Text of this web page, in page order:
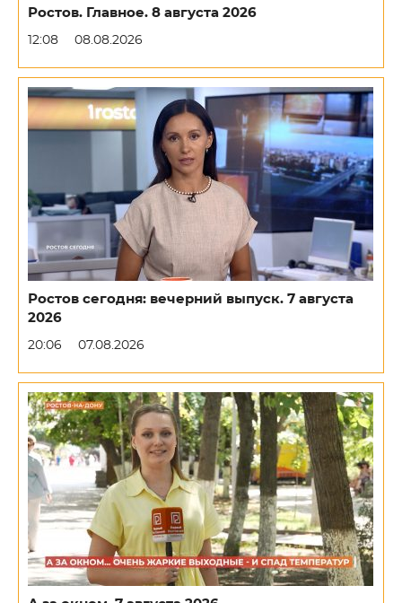
Ростов. Главное. 8 августа 2026
12:08 08.08.2026
Ростов сегодня: вечерний выпуск. 7 августа
2026
20:06 07.08.2026